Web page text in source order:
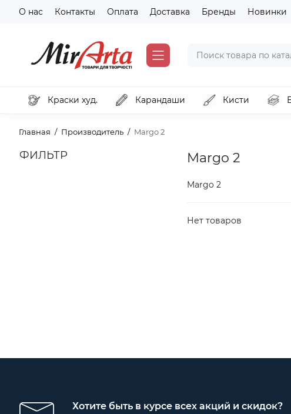
О нас Контакты Оплата Доставка Бренды Новинки
Краски худ. Карандаши Кисти
Главная Производитель Margo 2
ФИЛЬТР Margo 2
Margo 2
Нет товаров
Хотите быть в курсе всех акций и скидок?